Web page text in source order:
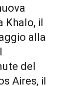
Khalo, il
alla
del
Aires, il